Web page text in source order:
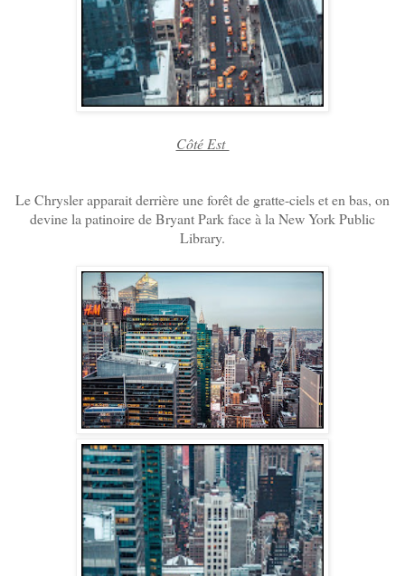
Côté Est
Le Chrysler apparait derrière une forêt de gratte-ciels et en bas, on
devine la patinoire de Bryant Park face à la New York Public
Library.